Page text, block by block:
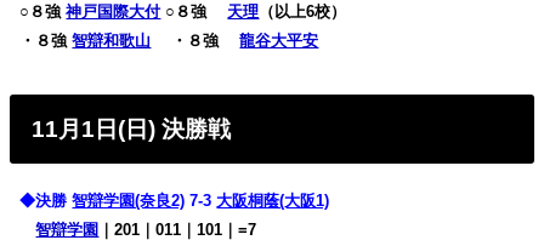
○８強神戸国際大付○８強 天理 （以上6校）
・８強智辯和歌山 ・８強龍谷大平安
11月1日(日) 決勝戦
◆決勝智辯学園(奈良2) 7-3大阪桐蔭(大阪1)
智辯学園 ｜201｜011｜101｜=7